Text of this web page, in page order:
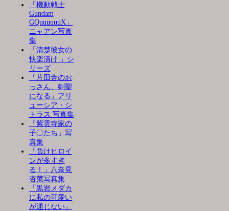
「機動戦士
Gundam
GQuuuuuuX」
ニャアン写真
集
「清楚彼女の
快楽漬け 」シ
リーズ
「片田舎のお
っさん、剣聖
になる」アリ
ューシア・シ
トラス 写真集
「紫雲寺家の
子〇たち」写
真集
「負けヒロイ
ンが多すぎ
る！」八奈見
杏菜写真集
「黒岩メダカ
に私の可愛い
が通じない」